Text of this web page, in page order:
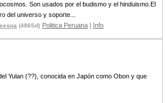
Son usados por el budismo y el hinduismo.El
del universo y soporte...
(4865d) Politica Peruana | Info
Yulan (??), conocida en Japón como Obon y que